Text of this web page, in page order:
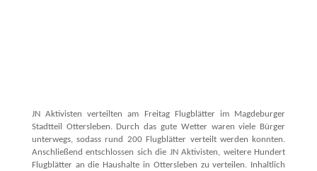
JN Aktivisten verteilten am Freitag Flugblätter im Magdeburger
Stadtteil Ottersleben. Durch das gute Wetter waren viele Bürger
unterwegs, sodass rund 200 Flugblätter verteilt werden konnten.
Anschließend entschlossen sich die JN Aktivisten, weitere Hundert
Flugblätter an die Haushalte in Ottersleben zu verteilen. Inhaltlich